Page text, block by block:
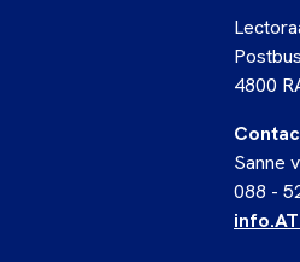
4800
Sanne
088 -